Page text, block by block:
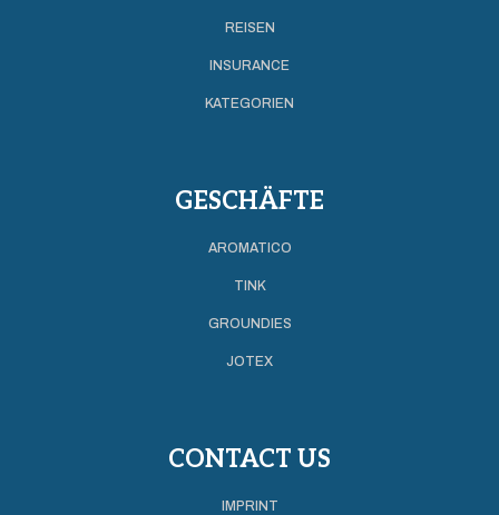
REISEN
INSURANCE
KATEGORIEN
GESCHÄFTE
AROMATICO
TINK
GROUNDIES
JOTEX
CONTACT US
IMPRINT